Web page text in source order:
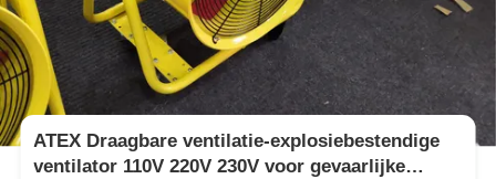
ATEX Draagbare ventilatie-explosiebestendige
ventilator 110V 220V 230V voor gevaarlijke